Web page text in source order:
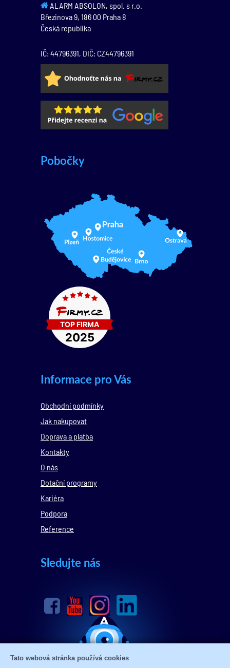
ALARM ABSOLON, spol. s r.o.
Březinova 9, 186 00 Praha 8
Česká republika
IČ: 44796391, DIČ: CZ44796391
Pobočky
Informace pro Vás
Obchodní podmínky
Jak nakupovat
Doprava a platba
Kontakty
O nás
Dotační programy
Kariéra
Podpora
Reference
Sledujte nás
Tato webová stránka používá cookies